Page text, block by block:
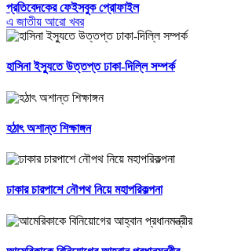
প্রতিবেদকের ফেইসবুক প্রোফাইল
এ জাতীয় আরো খবর
হাসিনা ইস্যুতে উত্তপ্ত ঢাকা-দিল্লি সম্পর্ক
হঠাৎ অশান্ত শিক্ষাঙ্গন
ঢাকার চারপাশে নৌপথ নিয়ে মহাপরিকল্পনা